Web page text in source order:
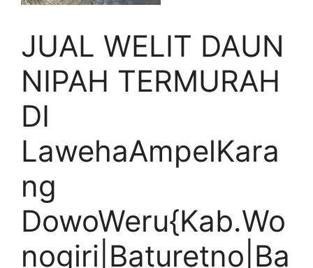
JUAL WELIT DAUN
NIPAH TERMURAH
DI
LawehaAmpelKara
ng
DowoWeru{Kab.Wo
nogiri|Baturetno|Ba